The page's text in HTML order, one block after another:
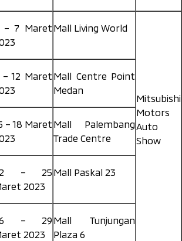
– 7 Maret Mall Living World
Mitsubishi
Motors
Auto
Show
– 12 Maret Mall Centre Point
Medan
– 18 Maret Mall Palembang
Trade Centre
– 25
2023
Mall Paskal 23
– 29
2023
Mall Tunjungan
Plaza 6